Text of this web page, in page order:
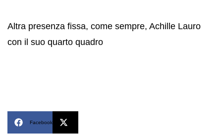
Altra presenza fissa, come sempre, Achille Lauro
con il suo quarto quadro
Facebook